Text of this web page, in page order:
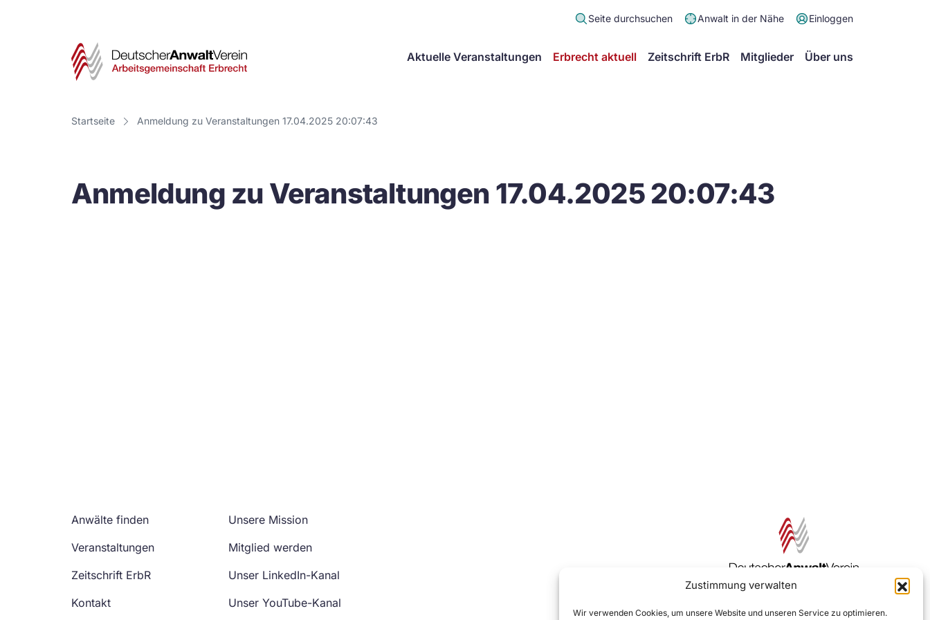
Zustimmung verwalten
Wir verwenden Cookies, um unsere Website und unseren Service zu optimieren.
Seite durchsuchen Anwalt in der Nähe Einloggen
Deutscher
Verein
Arbeitsgemeinschaft
Aktuelle Veranstaltungen Erbrecht aktuell Zeitschrift ErbR Mitglieder Über uns
Startseite Anmeldung zu Veranstaltungen 17.04.2025 20:07:43
Anmeldung zu Veranstaltungen 17.04.2025 20:07:43
Anwälte finden
Veranstaltungen
Zeitschrift ErbR
Kontakt
Unsere Mission
Mitglied werden
Unser LinkedIn-Kanal
Unser YouTube-Kanal
Zur DAV Webseite